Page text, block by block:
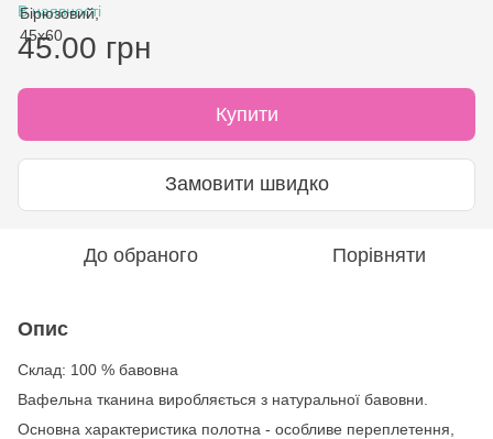
В наявності
45.00 грн
Купити
Замовити швидко
До обраного Порівняти
Опис
Склад: 100 % бавовна
Вафельна тканина виробляється з натуральної бавовни.
Основна характеристика полотна - особливе переплетення,